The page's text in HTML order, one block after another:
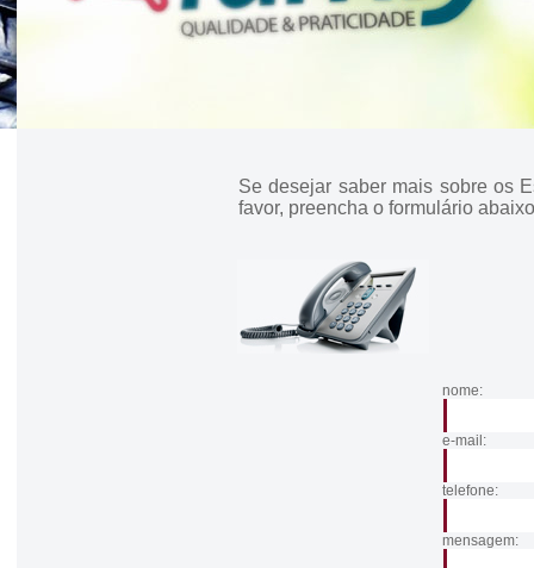
Se desejar saber mais sobre os
favor, preencha o formulário
nome:
e-mail:
telefone:
mensagem: